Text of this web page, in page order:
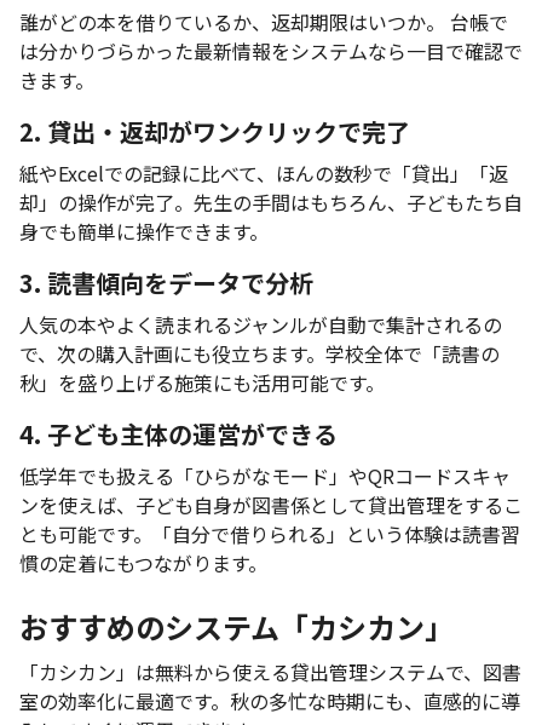
誰がどの本を借りているか、返却期限はいつか。 台帳で
は分かりづらかった最新情報をシステムなら一目で確認で
きます。
2. 貸出・返却がワンクリックで完了
紙やExcelでの記録に比べて、ほんの数秒で「貸出」「返
却」の操作が完了。先生の手間はもちろん、子どもたち自
身でも簡単に操作できます。
3. 読書傾向をデータで分析
人気の本やよく読まれるジャンルが自動で集計されるの
で、次の購入計画にも役立ちます。学校全体で「読書の
秋」を盛り上げる施策にも活用可能です。
4. 子ども主体の運営ができる
低学年でも扱える「ひらがなモード」やQRコードスキャ
ンを使えば、子ども自身が図書係として貸出管理をするこ
とも可能です。「自分で借りられる」という体験は読書習
慣の定着にもつながります。
おすすめのシステム「カシカン」
「カシカン」は無料から使える貸出管理システムで、図書
室の効率化に最適です。秋の多忙な時期にも、直感的に導